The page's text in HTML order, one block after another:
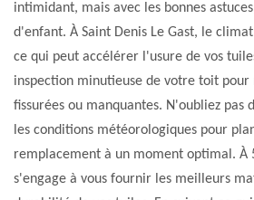
intimidant, mais avec les bonnes
d'enfant. À Saint Denis Le Gast, le
ce qui peut accélérer l'usure de vos
inspection minutieuse de votre toit
fissurées ou manquantes. N'oubliez pas
les conditions météorologiques pour
remplacement à un moment optimal. À
s'engage à vous fournir les meilleurs